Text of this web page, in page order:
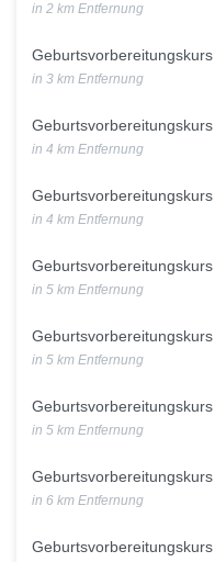
in 2 km Entfernung
in 3 km Entfernung
in 4 km Entfernung
in 4 km Entfernung
in 5 km Entfernung
in 5 km Entfernung
in 5 km Entfernung
Geburtsvorbereitungskurs
in 6 km Entfernung